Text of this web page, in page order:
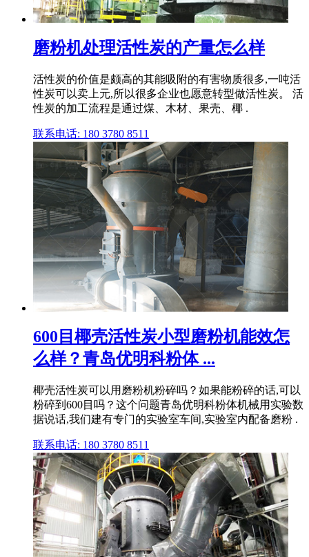
磨粉机处理活性炭的产量怎么样
活性炭的价值是颇高的其能吸附的有害物质很多,一吨活
性炭可以卖上元,所以很多企业也愿意转型做活性炭。 活
性炭的加工流程是通过煤、木材、果壳、椰 .
联系电话: 180 3780 8511
600目椰壳活性炭小型磨粉机能效怎
么样？青岛优明科粉体 ...
椰壳活性炭可以用磨粉机粉碎吗？如果能粉碎的话,可以
粉碎到600目吗？这个问题青岛优明科粉体机械用实验数
据说话,我们建有专门的实验室车间,实验室内配备磨粉 .
联系电话: 180 3780 8511